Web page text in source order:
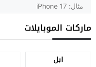
ماركات الموبايلات
ابل